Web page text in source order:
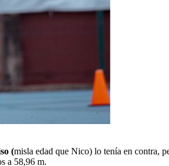
(misla edad que Nico) lo tenía en contra,
a 58,96 m.